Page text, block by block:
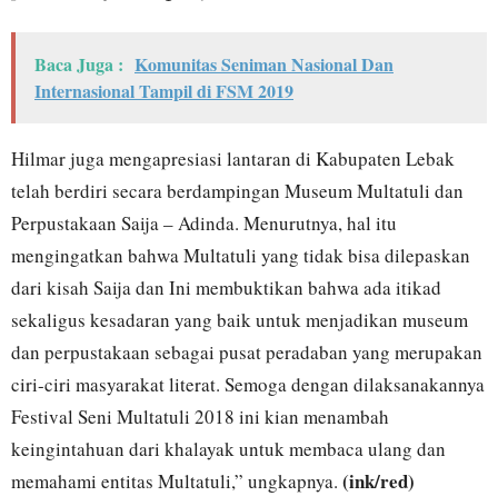
Baca Juga : Komunitas Seniman Nasional Dan
Internasional Tampil di FSM 2019
Hilmar juga mengapresiasi lantaran di Kabupaten Lebak
telah berdiri secara berdampingan Museum Multatuli dan
Perpustakaan Saija – Adinda. Menurutnya, hal itu
mengingatkan bahwa Multatuli yang tidak bisa dilepaskan
dari kisah Saija dan Ini membuktikan bahwa ada itikad
sekaligus kesadaran yang baik untuk menjadikan museum
dan perpustakaan sebagai pusat peradaban yang merupakan
ciri-ciri masyarakat literat. Semoga dengan dilaksanakannya
Festival Seni Multatuli 2018 ini kian menambah
keingintahuan dari khalayak untuk membaca ulang dan
memahami entitas Multatuli,” ungkapnya. (ink/red)